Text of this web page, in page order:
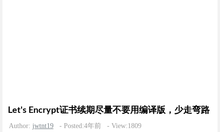
Let's Encrypt证书续期尽量不要用编译版，少走弯路
Author: jwtnt19 - Posted:4年前 - View:1809